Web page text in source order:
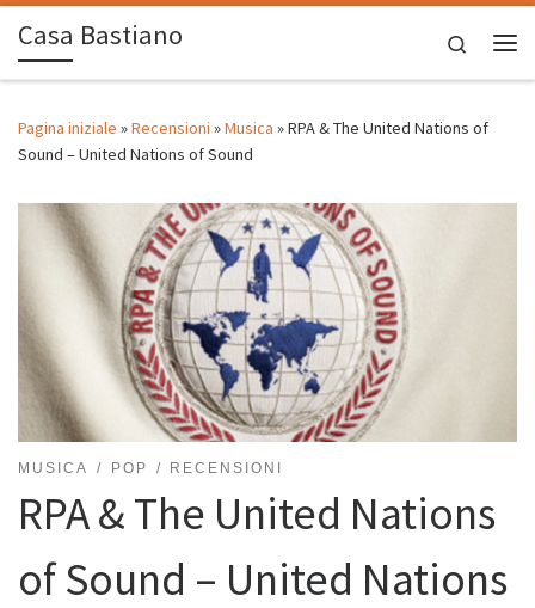
Passa al contenuto
Casa Bastiano
Search
Pagina iniziale »Recensioni »Musica »RPA & The United Nations of
Sound – United Nations of Sound
MUSICA POP RECENSIONI
RPA & The United Nations
of Sound – United Nations